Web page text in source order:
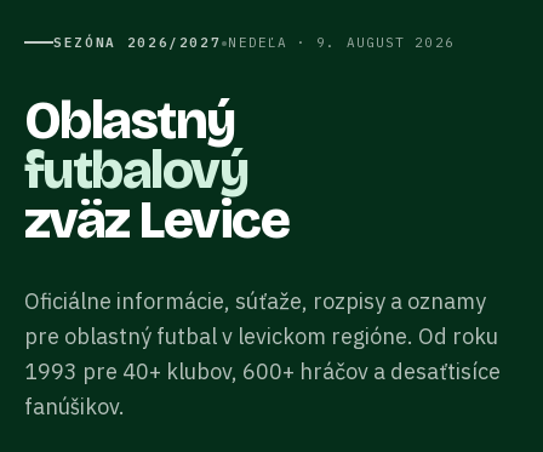
SEZÓNA 2026/2027•NEDEĽA · 9. AUGUST 2026
Oblastný
futbalový
zväz Levice
Oficiálne informácie, súťaže, rozpisy a oznamy
pre oblastný futbal v levickom regióne. Od roku
1993 pre 40+ klubov, 600+ hráčov a desaťtisíce
fanúšikov.